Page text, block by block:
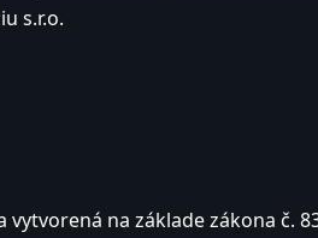
s.r.o.
na základe zákona č.